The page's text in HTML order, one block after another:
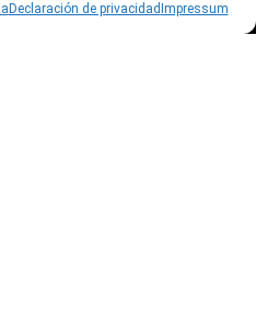
Declaración de privacidad Impressum